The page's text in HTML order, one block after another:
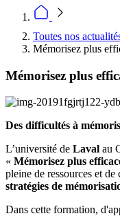
Toutes nos
Mémorisez plus
Mémorisez plus
Des difficultés à
L’université de Laval au
« Mémorisez plus
pleine de ressources et
stratégies de
Dans cette formation,